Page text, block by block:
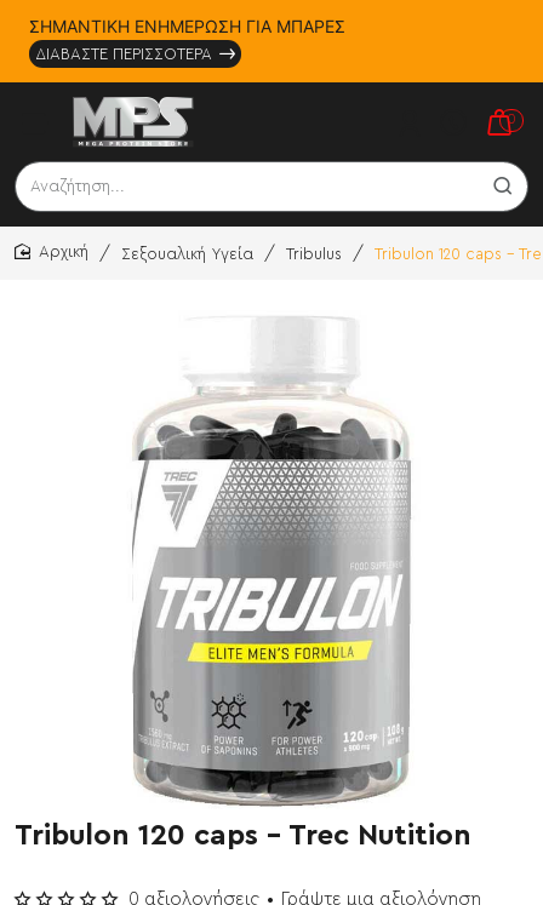
ΣΗΜΑΝΤΙΚΗ ΕΝΗΜΕΡΩΣΗ ΓΙΑ ΜΠΑΡΕΣ
ΔΙΑΒΑΣΤΕ ΠΕΡΙΣΣΟΤΕΡΑ
0
Αναζήτηση...
Σεξουαλική Υγεία Tribulus Tribulon 120 caps -
Έχει εξαντληθεί
Tribulon 120 caps - Trec Nutition
0 αξιολογήσεις • Γράψτε μια αξιολόγηση